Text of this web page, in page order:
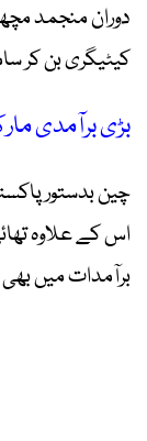
دوران منجمد
کیٹیگری بن کر
بڑی برآمدی
چین بدستور
اس کے علاوہ
برآمدات میں